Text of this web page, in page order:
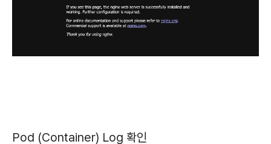
Pod (Container) Log 확인